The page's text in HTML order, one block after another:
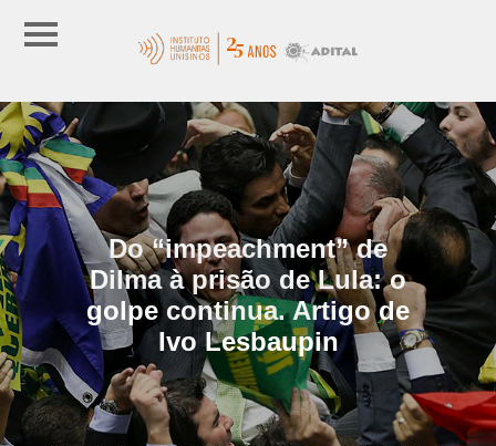
Do “impeachment” de
Dilma à prisão de Lula: o
golpe continua. Artigo de
Ivo Lesbaupin